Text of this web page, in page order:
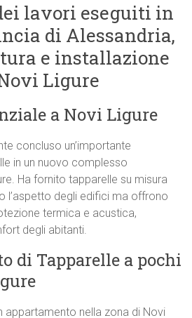
lavori eseguiti in
di Alessandria,
e installazione
Ligure
a Novi Ligure
concluso un’importante
in un nuovo complesso
Ha fornito tapparelle su misura
l’aspetto degli edifici ma offrono
termica e acustica,
degli abitanti.
di Tapparelle a pochi
appartamento nella zona di Novi